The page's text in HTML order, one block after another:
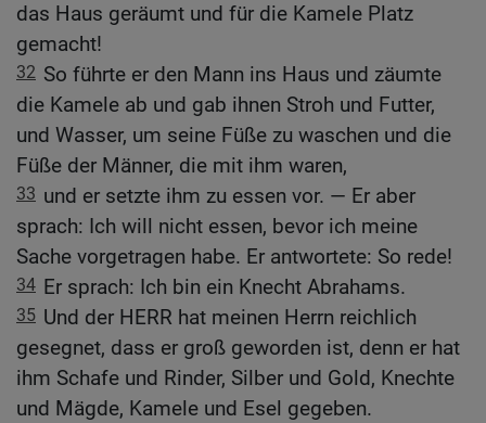
das Haus geräumt und für die Kamele Platz
gemacht!
32 So führte er den Mann ins Haus und zäumte
die Kamele ab und gab ihnen Stroh und Futter,
und Wasser, um seine Füße zu waschen und die
Füße der Männer, die mit ihm waren,
33 und er setzte ihm zu essen vor. — Er aber
sprach: Ich will nicht essen, bevor ich meine
Sache vorgetragen habe. Er antwortete: So rede!
34 Er sprach: Ich bin ein Knecht Abrahams.
35 Und der HERR hat meinen Herrn reichlich
gesegnet, dass er groß geworden ist, denn er hat
ihm Schafe und Rinder, Silber und Gold, Knechte
und Mägde, Kamele und Esel gegeben.